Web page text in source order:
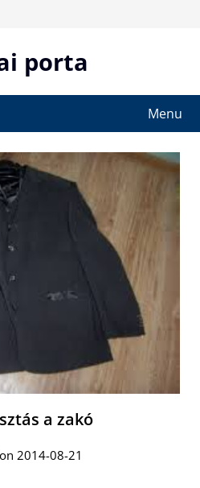
porta
Menu
a zakó
2014-08-21